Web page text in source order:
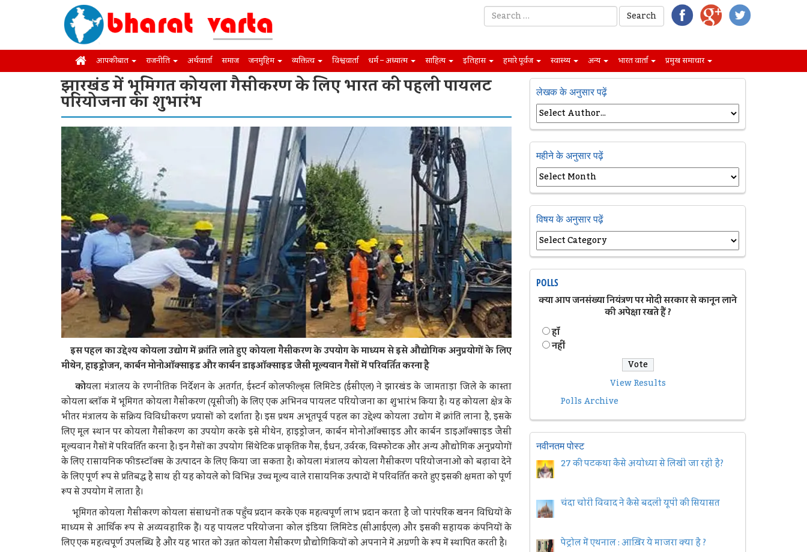
आपकी बात राजनीति अर्थवार्ता समाज जनमुहिम व्यक्तित्व विश्ववार्ता धर्म – अध्यात्म साहित्य इतिहास हमारे पूर्वज स्वास्थ्य अन्य भारत वार्ता प्रमुख समाचार
झारखंड में भूमिगत कोयला गैसीकरण के लिए भारत की पहली पायलट
परियोजना का शुभारंभ
इस पहल का उद्देश्य कोयला उद्योग में क्रांति लाते हुए कोयला गैसीकरण के उपयोग के माध्‍यम से इसे औद्योगिक अनुप्रयोगों के लिए
मीथेन, हाइड्रोजन, कार्बन मोनोऑक्साइड और कार्बन डाइऑक्साइड जैसी मूल्यवान गैसों में परिवर्तित करना है
कोयला मंत्रालय के रणनीतिक निर्देशन के अतर्गत, ईस्टर्न कोलफील्ड्स लिमिटेड (ईसीएल) ने झारखंड के जामताड़ा जिले के कास्ता
कोयला ब्लॉक में भूमिगत कोयला गैसीकरण (यूसीजी) के लिए एक अभिनव पायलट परियोजना का शुभारंभ किया है। यह कोयला क्षेत्र के
भीतर मंत्रालय के सक्रिय विविधीकरण प्रयासों को दर्शाता है। इस प्रथम अभूतपूर्व पहल का उद्देश्य कोयला उद्योग में क्रांति लाना है, इसके
लिए मूल स्थान पर कोयला गैसीकरण का उपयोग करके इसे मीथेन, हाइड्रोजन, कार्बन मोनोऑक्साइड और कार्बन डाइऑक्साइड जैसी
मूल्यवान गैसों में परिवर्तित करना है। इन गैसों का उपयोग सिंथेटिक प्राकृतिक गैस, ईंधन, उर्वरक, विस्फोटक और अन्य औद्योगिक अनुप्रयोगों
के लिए रासायनिक फीडस्टॉक्स के उत्पादन के लिए किया जा सकता है। कोयला मंत्रालय कोयला गैसीकरण परियोजनाओं को बढ़ावा देने
के लिए पूर्ण रूप से प्रतिबद्ध है साथ ही यह कोयले को विभिन्न उच्च मूल्य वाले रासायनिक उत्पादों में परिवर्तित करते हुए इसकी क्षमता को पूर्ण
रूप से उपयोग में लाता है।
भूमिगत कोयला गैसीकरण कोयला संसाधनों तक पहुँच प्रदान करके एक महत्वपूर्ण लाभ प्रदान करता है जो पारंपरिक खनन विधियों के
माध्यम से आर्थिक रूप से अव्यवहारिक हैं। यह पायलट परियोजना कोल इंडिया लिमिटेड (सीआईएल) और इसकी सहायक कंपनियों के
लिए एक महत्वपूर्ण उपलब्धि है और यह भारत को उन्नत कोयला गैसीकरण प्रौद्योगिकियों को अपनाने में अग्रणी के रूप में स्थापित करती है।
लेखक के अनुसार पढ़ें
महीने के अनुसार पढ़ें
विषय के अनुसार पढ़ें
POLLS
क्या आप जनसंख्या नियंत्रण पर मोदी सरकार से कानून लाने
की अपेक्षा रखते हैं ?
हॉं
नहीं
View Results
Polls Archive
नवीनतम पोस्ट
27 की पटकथा कैसे अयोध्या से लिखी जा रही है?
चंदा चोरी विवाद ने कैसे बदली यूपी की सियासत
पेट्रोल में एथनाल : आख़िर ये माजरा क्या है ?